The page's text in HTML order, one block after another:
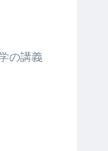
の講義